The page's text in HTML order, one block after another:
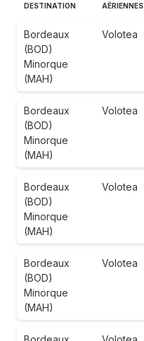
DESTINATION
AÉRIENNES
Bordeaux
(BOD)
Minorque
(MAH)
Volotea
Bordeaux
(BOD)
Minorque
(MAH)
Volotea
Bordeaux
(BOD)
Minorque
(MAH)
Volotea
Bordeaux
(BOD)
Minorque
(MAH)
Volotea